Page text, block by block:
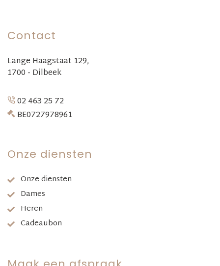
Contact
Lange Haagstaat 129,
1700 - Dilbeek
02 463 25 72
BE0727978961
Onze diensten
Onze diensten
Dames
Heren
Cadeaubon